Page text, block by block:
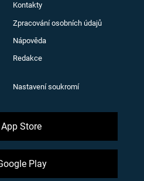
Kontakty
Zpracování osobních údajů
Nápověda
Redakce
Nastavení soukromí
App Store
Play